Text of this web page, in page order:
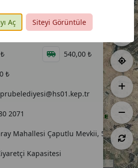
60,00 ₺
120,00 ₺
540,00 ₺
₺
2071
Mahallesi Çaputlu Mevkii, 55900
Kapasitesi
Aç Siteyi Görüntüle